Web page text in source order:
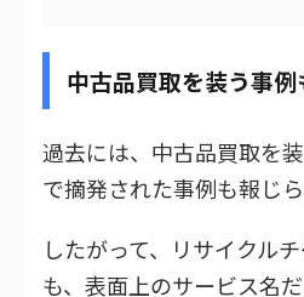
中古品買取を装う事例
過去には、中古品買取を
で摘発された事例も報じら
したがって、リサイクル
も、表面上のサービス名